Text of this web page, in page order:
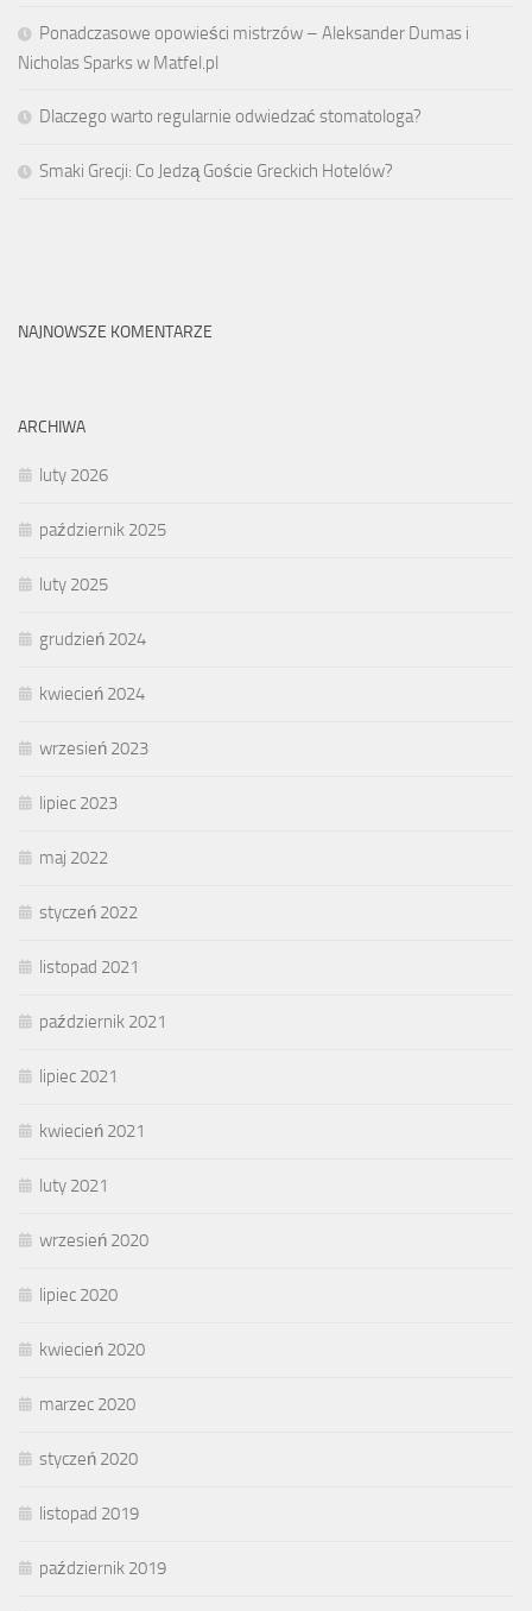
Ponadczasowe opowieści mistrzów – Aleksander Dumas i
Nicholas Sparks w Matfel.pl
Dlaczego warto regularnie odwiedzać stomatologa?
Smaki Grecji: Co Jedzą Goście Greckich Hotelów?
NAJNOWSZE KOMENTARZE
ARCHIWA
luty 2026
październik 2025
luty 2025
grudzień 2024
kwiecień 2024
wrzesień 2023
lipiec 2023
maj 2022
styczeń 2022
listopad 2021
październik 2021
lipiec 2021
kwiecień 2021
luty 2021
wrzesień 2020
lipiec 2020
kwiecień 2020
marzec 2020
styczeń 2020
listopad 2019
październik 2019